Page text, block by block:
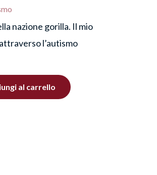
nazione gorilla. Il mio
l’autismo
al carrello